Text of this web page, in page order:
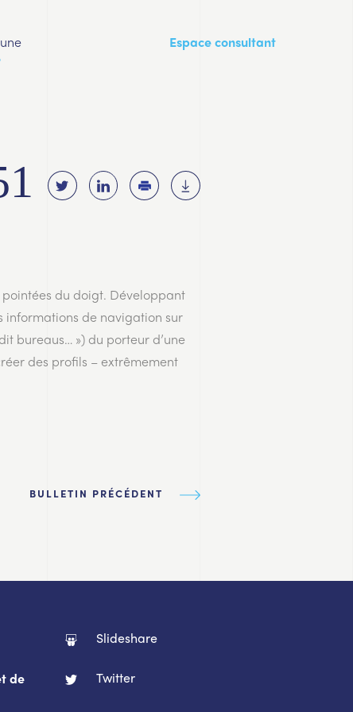
Espace consultant
du doigt. Développant
informations de navigation sur
bureaus… ») du porteur d’une
des profils – extrêmement
BULLETIN PRÉCÉDENT
de
Slideshare
Twitter